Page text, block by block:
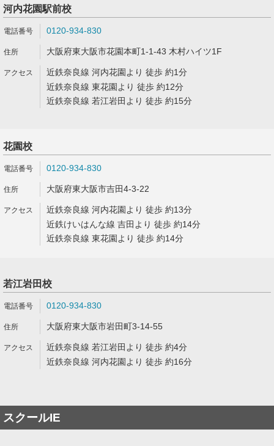
河内花園駅前校
0120-934-830
大阪府東大阪市花園本町1-1-43 木村ハイツ1F
近鉄奈良線 河内花園より 徒歩 約1分
近鉄奈良線 東花園より 徒歩 約12分
近鉄奈良線 若江岩田より 徒歩 約15分
花園校
0120-934-830
大阪府東大阪市吉田4-3-22
近鉄奈良線 河内花園より 徒歩 約13分
近鉄けいはんな線 吉田より 徒歩 約14分
近鉄奈良線 東花園より 徒歩 約14分
若江岩田校
0120-934-830
大阪府東大阪市岩田町3-14-55
近鉄奈良線 若江岩田より 徒歩 約4分
近鉄奈良線 河内花園より 徒歩 約16分
スクールIE